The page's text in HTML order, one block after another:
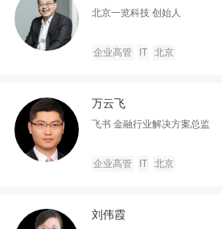
北京一览科技 创始人
企业高管 IT 北京
万云飞
飞书 金融行业解决方案总监
企业高管 IT 北京
刘伟霞